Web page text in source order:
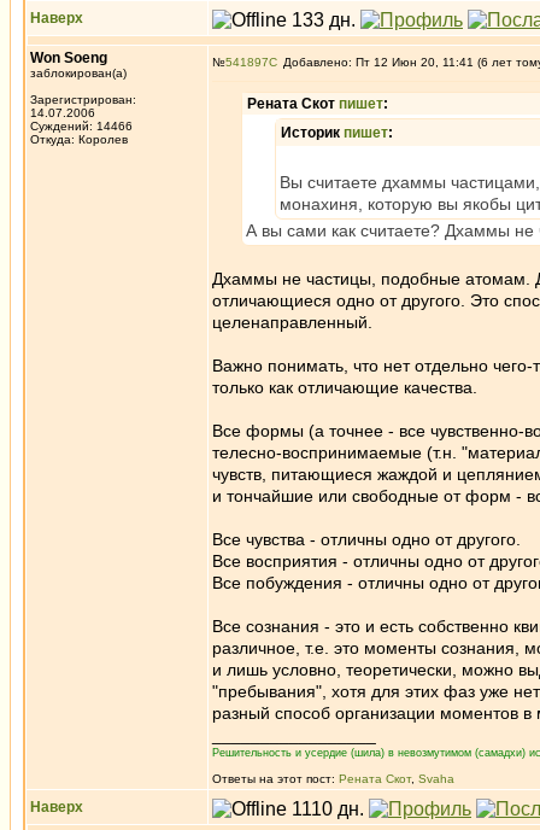
Наверх
Won Soeng
заблокирован(а)
Зарегистрирован:
14.07.2006
Суждений: 14466
Откуда: Королев
№541897 Добавлено: Пт 12 Июн 20, 11:41 (6 лет
Рената Скот пишет:
Историк пишет:
Вы считаете дхаммы
монахиня, которую вы якобы
А вы сами как считаете? Дхаммы не
Дхаммы не частицы, подобные атомам.
отличающиеся одно от другого. Это
целенаправленный.
Важно понимать, что нет отдельно
только как отличающие качества.
Все формы (а точнее - все чувственно-
телесно-воспринимаемые (т.н.
чувств, питающиеся жаждой и
и тончайшие или свободные от форм -
Все чувства - отличны одно от другого.
Все восприятия - отличны одно от
Все побуждения - отличны одно от
Все сознания - это и есть собственно
различное, т.е. это моменты сознания,
и лишь условно, теоретически, можно
"пребывания", хотя для этих фаз уже
разный способ организации моментов
Решительность и усердие (шила) в невозмутимом (самадхи)
Ответы на этот пост: Рената Скот, Svaha
Наверх